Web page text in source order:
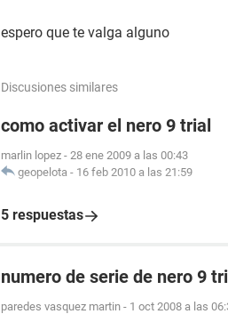
espero que te valga alguno
Discusiones similares
como activar el nero 9 trial
marlin lopez - 28 ene 2009 a las 00:43
geopelota - 16 feb 2010 a las 21:59
5 respuestas
numero de serie de nero 9
paredes vasquez martin - 1 oct 2008 a las